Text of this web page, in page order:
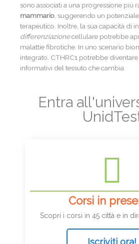
sono associati a una progressione più
mammario , suggerendo un
terapeutico. Inoltre, la sua capacità di
differenziazionecellulare potrebbe
malattie fibrotiche. In uno scenario
integrato, CTHRC1 potrebbe
informativi del tessuto che cambia.
Entra
Corsi in
Scopri i corsi in 45 città e in
Iscriviti ora!